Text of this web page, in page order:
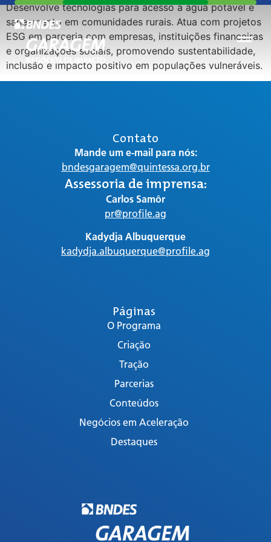
Desenvolve tecnologias para acesso à água potável e
saneamento em comunidades rurais. Atua com projetos
ESG em parceria com empresas, instituições financeiras
e organizações sociais, promovendo sustentabilidade,
inclusão e impacto positivo em populações vulneráveis.
Páginas
O Programa
Criação
Tração
Parcerias
Conteúdos
Negócios em Aceleração
Destaques
Contato
Mande um e-mail para nós:
bndesgaragem@quintessa.org.br
Assessoria de imprensa:
Carlos Samôr
pr@profile.ag
Kadydja Albuquerque
kadydja.albuquerque@profile.ag